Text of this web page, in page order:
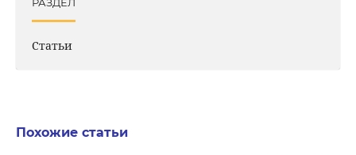
РАЗДЕЛ
Статьи
Похожие статьи